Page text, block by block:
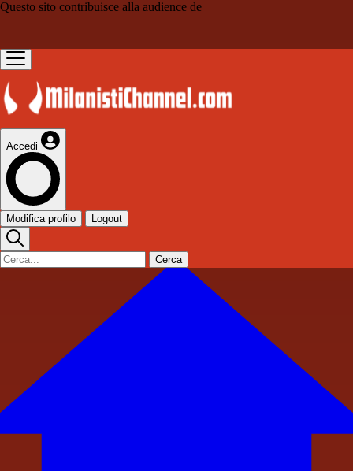
Questo sito contribuisce alla audience de
Accedi
Modifica profilo Logout
Cerca